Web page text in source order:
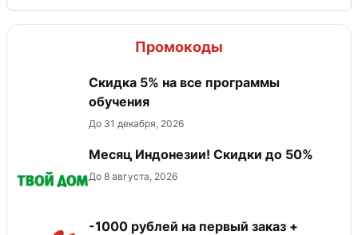
Промокоды
Скидка 5% на все программы
обучения
До 31 декабря, 2026
Месяц Индонезии! Скидки до 50%
До 8 августа, 2026
-1000 рублей на первый заказ +